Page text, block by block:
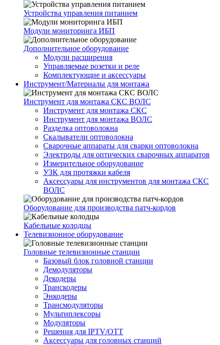
Устройства управления питанием
Модули мониторинга ИБП
Дополнительное оборудование
Модули расширения
Управляемые розетки и реле
Комплектующие и аксессуары
Инструмент/Материалы для монтажа
Инструмент для монтажа СКС ВОЛС
Инструмент для монтажа СКС
Инструмент для монтажа ВОЛС
Разделка оптоволокна
Скалыватели оптоволокна
Сварочные аппараты для сварки оптоволокна
Электроды для оптических сварочных аппаратов
Измерительное оборудование
УЗК для протяжки кабеля
Аксессуары для инструментов для монтажа СКС
ВОЛС
Оборудование для производства патч-кордов
Кабельные колодцы
Телевизионное оборудование
Головные телевизионные станции
Базовый блок головной станции
Демодуляторы
Декодеры
Транскодеры
Энкодеры
Трансмодуляторы
Мультиплексоры
Модуляторы
Решения для IPTV/OTT
Аксессуары для головных станций